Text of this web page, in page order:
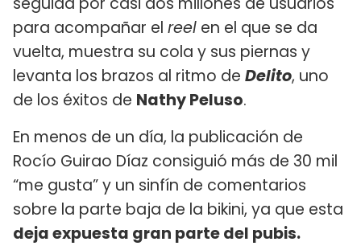
para acompañar el reel en el que se da
vuelta, muestra su cola y sus piernas y
levanta los brazos al ritmo de Delito, uno
de los éxitos de Nathy Peluso.
En menos de un día, la publicación de
Rocío Guirao Díaz consiguió más de 30 mil
“me gusta” y un sinfín de comentarios
sobre la parte baja de la bikini, ya que esta
deja expuesta gran parte del pubis.